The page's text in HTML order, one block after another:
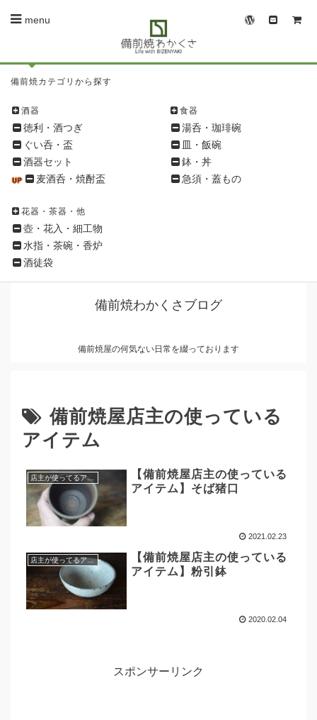
menu
備
焼
シ
ョ
ッ
ン
メ
ニ
ュ
ー
備前焼カテゴリから探す
酒器
徳利・酒つぎ
ぐい呑・盃
酒器セット
麦酒呑・焼酎盃
食器
湯呑・珈琲碗
皿・飯碗
鉢・丼
急須・蓋もの
花器・茶器・他
壺・花入・細工物
水指・茶碗・香炉
酒徒袋
備前焼わかくさブログ
備前焼屋の何気ない日常を綴っております
備前焼屋店主の使っている
アイテム
店主が使ってるアイテム
【備前焼屋店主の使っている
アイテム】そば猪口
2021.02.23
店主が使ってるアイテム
【備前焼屋店主の使っている
アイテム】粉引鉢
2020.02.04
スポンサーリンク